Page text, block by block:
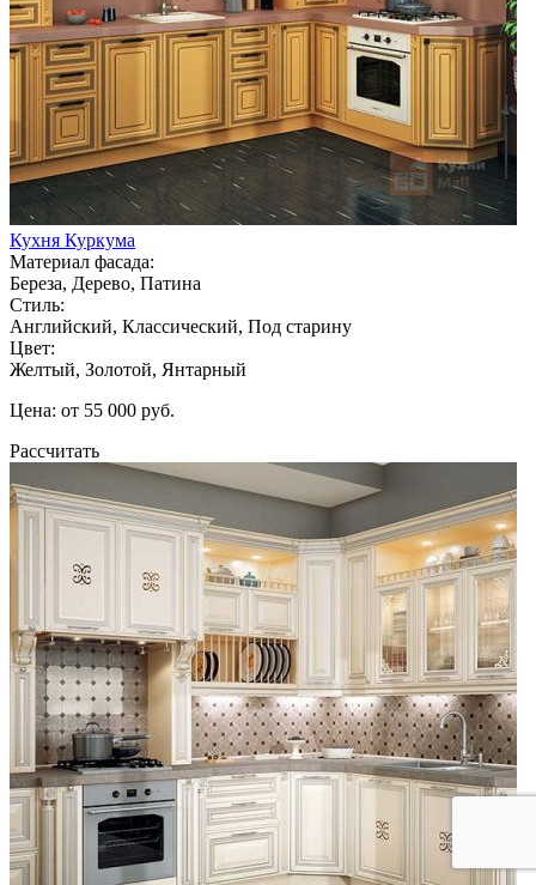
Кухня Куркума
Материал фасада:
Береза, Дерево, Патина
Стиль:
Английский, Классический, Под старину
Цвет:
Желтый, Золотой, Янтарный
Цена: от 55 000 руб.
Рассчитать